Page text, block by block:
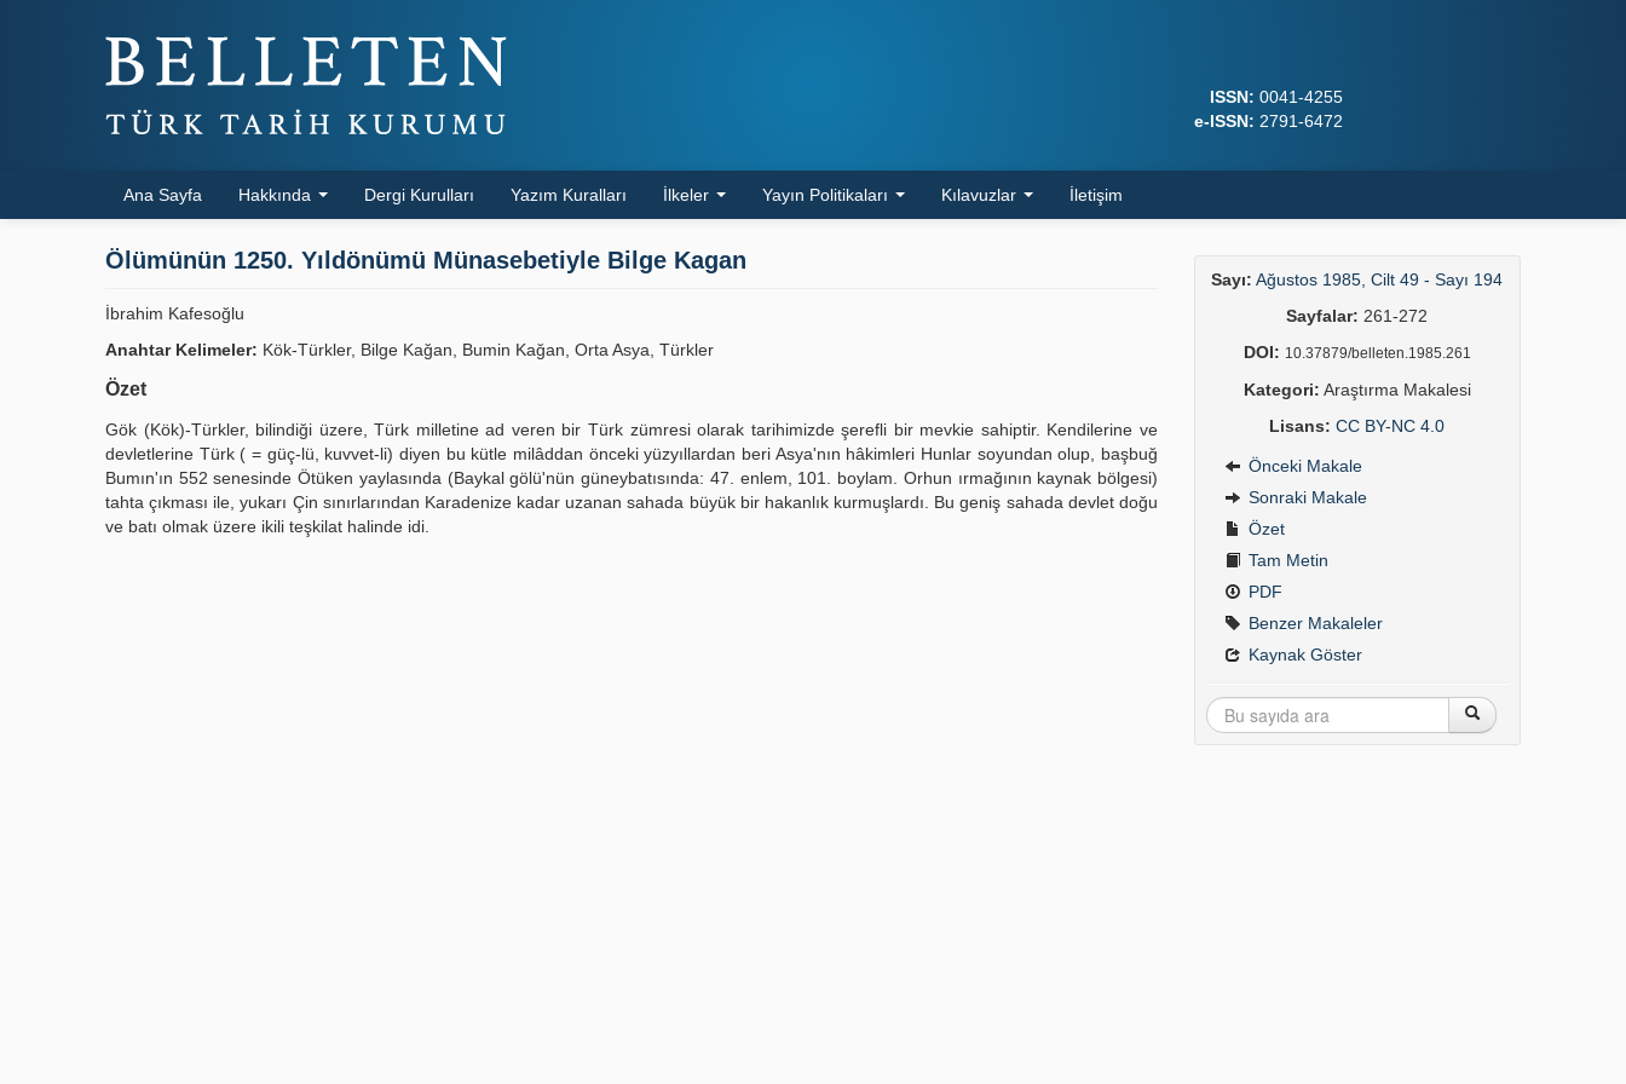
ISSN: 0041-4255
e-ISSN: 2791-6472
Ana Sayfa Hakkında Dergi Kurulları Yazım Kuralları İlkeler Yayın Politikaları Kılavuzlar İletişim
Ölümünün 1250. Yıldönümü Münasebetiyle Bilge Kagan
İbrahim Kafesoğlu
Anahtar Kelimeler: Kök-Türkler, Bilge Kağan, Bumin Kağan, Orta Asya, Türkler
Özet
Gök (Kök)-Türkler, bilindiği üzere, Türk milletine ad veren bir Türk zümresi olarak tarihimizde şerefli bir mevkie sahiptir. Kendilerine ve
devletlerine Türk ( = güç-lü, kuvvet-li) diyen bu kütle milâddan önceki yüzyıllardan beri Asya'nın hâkimleri Hunlar soyundan olup, başbuğ
Bumın'ın 552 senesinde Ötüken yaylasında (Baykal gölü'nün güneybatısında: 47. enlem, 101. boylam. Orhun ırmağının kaynak bölgesi)
tahta çıkması ile, yukarı Çin sınırlarından Karadenize kadar uzanan sahada büyük bir hakanlık kurmuşlardı. Bu geniş sahada devlet doğu
ve batı olmak üzere ikili teşkilat halinde idi.
Sayı: Ağustos 1985, Cilt 49 - Sayı 194
Sayfalar: 261-272
DOI: 10.37879/belleten.1985.261
Kategori: Araştırma Makalesi
Lisans: CC BY-NC 4.0
Önceki Makale
Sonraki Makale
Özet
Tam Metin
PDF
Benzer Makaleler
Kaynak Göster